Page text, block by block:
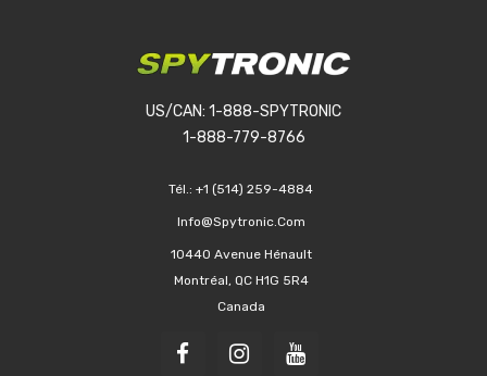
US/CAN: 1-888-SPYTRONIC
1-888-779-8766
Tél.: +1 (514) 259-4884
Info@spytronic.com
10440 Avenue Hénault
Montréal, QC H1G 5R4
Canada